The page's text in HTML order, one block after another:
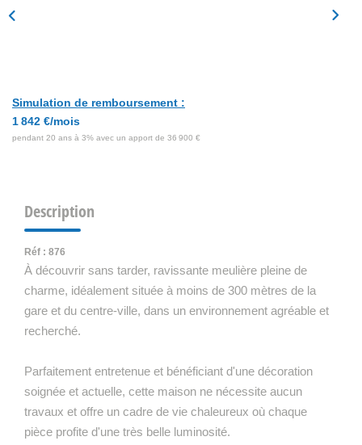
Simulation de remboursement :
1 842 €/mois
pendant 20 ans à 3% avec un apport de 36 900 €
Description
Réf : 876
À découvrir sans tarder, ravissante meulière pleine de
charme, idéalement située à moins de 300 mètres de la
gare et du centre-ville, dans un environnement agréable et
recherché.
Parfaitement entretenue et bénéficiant d'une décoration
soignée et actuelle, cette maison ne nécessite aucun
travaux et offre un cadre de vie chaleureux où chaque
pièce profite d'une très belle luminosité.